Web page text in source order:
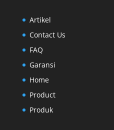
Artikel
Contact Us
FAQ
Garansi
Home
Product
Produk